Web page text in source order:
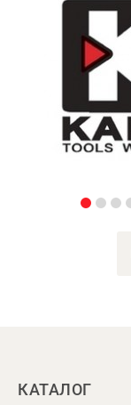
КАТАЛОГ